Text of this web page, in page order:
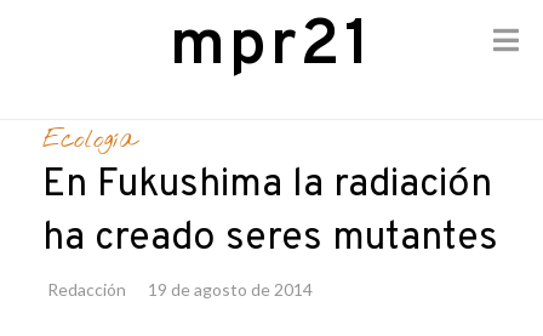
content
mpr21
Ecología
En Fukushima la radiación
ha creado seres mutantes
Redacción 19 de agosto de 2014